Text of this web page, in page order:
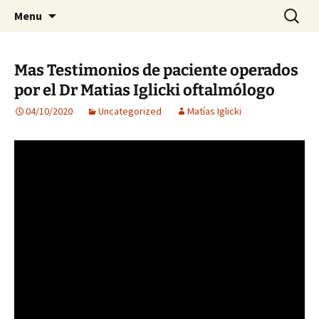
Centro Oftalmológico Dr.
Matías Iglicki
Visión para una vida plena
Menu
Search
for:
Mas Testimonios de paciente operados
por el Dr Matias Iglicki oftalmólogo
04/10/2020 Uncategorized Matías Iglicki